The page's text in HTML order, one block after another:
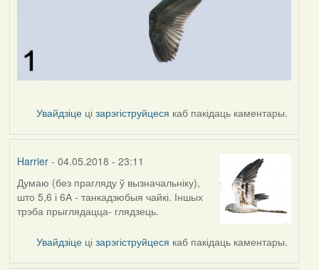
Увайдзіце цізарэгіструйцеся каб пакідаць каментары.
Harrier- 04.05.2018 - 23:11
Думаю (без прагляду ў вызначальніку),
што 5,6 і 6А - танкадзюбыя чайкі. Іншых
трэба прыглядацца- глядзець.
Увайдзіце цізарэгіструйцеся каб пакідаць каментары.